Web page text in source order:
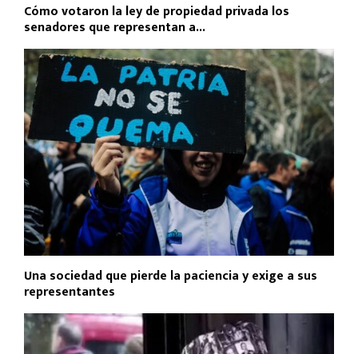
Cómo votaron la ley de propiedad privada los
senadores que representan a...
Una sociedad que pierde la paciencia y exige a sus
representantes